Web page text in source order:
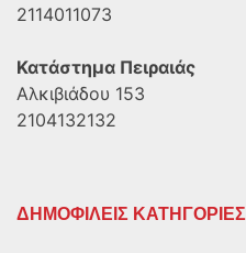
2114011073
Κατάστημα Πειραιάς
Αλκιβιάδου 153
2104132132
ΔΗΜΟΦΙΛΕΙΣ ΚΑΤΗΓΟΡΙΕΣ